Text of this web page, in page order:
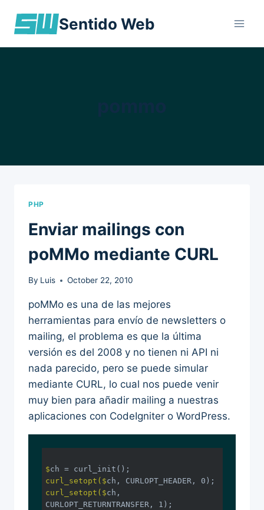
Sentido Web
PHP
Enviar mailings con
poMMo mediante CURL
By Luis October 22, 2010
poMMo es una de las mejores
herramientas para envío de newsletters o
mailing, el problema es que la última
versión es del 2008 y no tienen ni API ni
nada parecido, pero se puede simular
mediante CURL, lo cual nos puede venir
muy bien para añadir mailing a nuestras
aplicaciones con CodeIgniter o WordPress.
$ch = curl_init();
curl_setopt($ch, CURLOPT_HEADER, 0);
curl_setopt($ch,
CURLOPT_RETURNTRANSFER, 1);